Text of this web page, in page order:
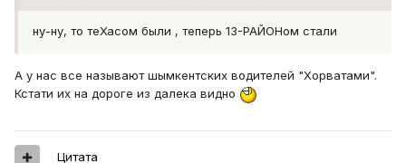
ну-ну, то теХасом были , теперь 13-РАЙОНом стали
А у нас все называют шымкентских водителей "Хорватами".
Кстати их на дороге из далека видно
Цитата